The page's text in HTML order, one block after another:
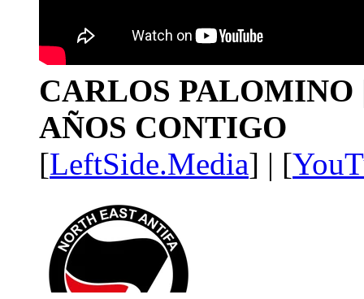
CARLOS PALOMINO
AÑOS CONTIGO
[LeftSide.Media] | [